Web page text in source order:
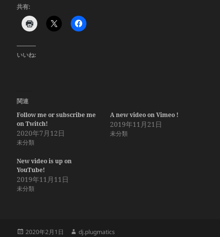
共有:
いいね:
関連
Follow me or subscribe me
on Twitch!
2020年7月12日
未分類
A new video on Vimeo !
2019年11月21日
未分類
New video is up on
YouTube!
2019年11月11日
未分類
投
2020年2月1日
作
dj.plugmatics